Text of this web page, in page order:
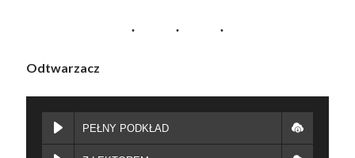
Odtwarzacz
PEŁNY PODKŁAD